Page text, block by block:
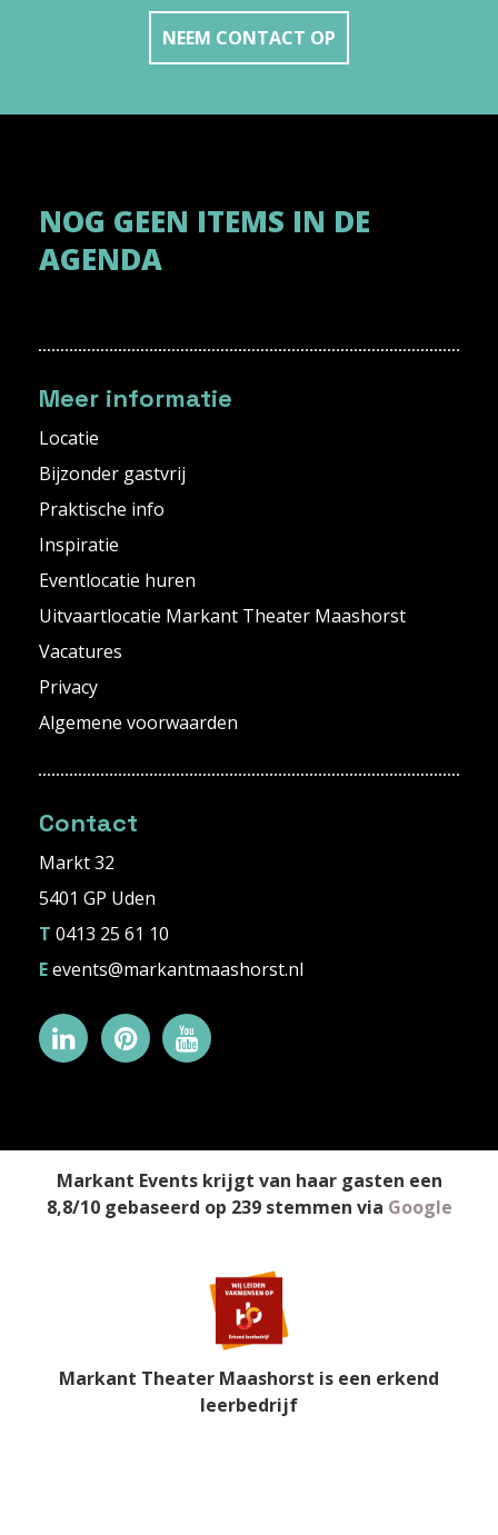
NEEM CONTACT OP
NOG GEEN ITEMS IN DE
AGENDA
Meer informatie
Locatie
Bijzonder gastvrij
Praktische info
Inspiratie
Eventlocatie huren
Uitvaartlocatie Markant Theater Maashorst
Vacatures
Privacy
Algemene voorwaarden
Contact
Markt 32
5401 GP Uden
T 0413 25 61 10
Eevents@markantmaashorst.nl
Markant Eventskrijgt van haar gasten een
8,8/10gebaseerd op 239stemmen via Google
Markant Theater Maashorst is een erkend
leerbedrijf